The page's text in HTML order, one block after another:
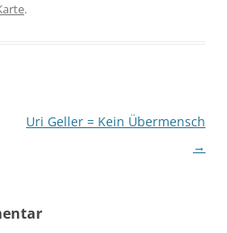
.
Uri Geller = Kein Übermensch
→